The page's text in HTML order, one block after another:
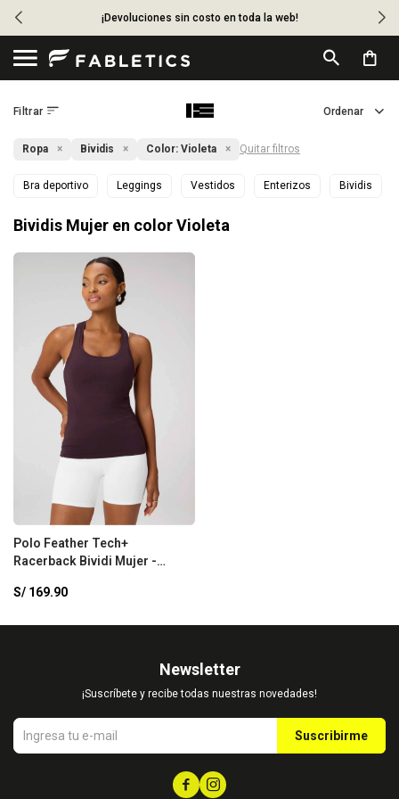
¡Devoluciones sin costo en toda la web!

Ropa Bividis Color: Violeta Quitar filtros
Bra deportivo Leggings Vestidos Enterizos Bividis
Bividis Mujer en color Violeta
Polo Feather Tech+
Racerback Bividi Mujer -
S/ 169.90
Newsletter
¡Suscríbete y recibe todas nuestras novedades!
Suscribirme
 